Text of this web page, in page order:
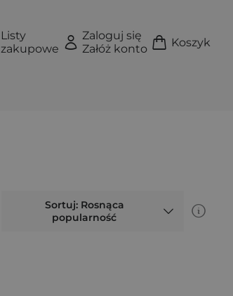
Listy
zakupowe
Zaloguj się
Załóż konto
Koszyk
Sortuj: Rosnąca
popularność